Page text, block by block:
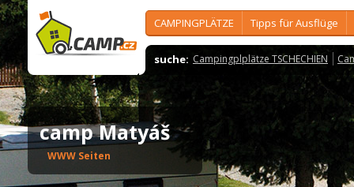
CAMPINGPLÄTZE Tipps für Ausflüge
suche: Campingplplätze TSCHECHIEN
camp Matyáš
WWW Seiten